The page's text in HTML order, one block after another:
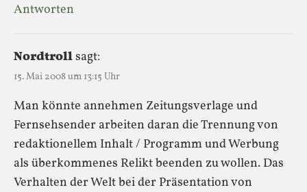
Antworten
Nordtrollsagt:
15. Mai 2008 um 13:15 Uhr
Man könnte annehmen Zeitungsverlage und
Fernsehsender arbeiten daran die Trennung von
redaktionellem Inhalt / Programm und Werbung
als überkommenes Relikt beenden zu wollen. Das
Verhalten der Welt bei der Präsentation von